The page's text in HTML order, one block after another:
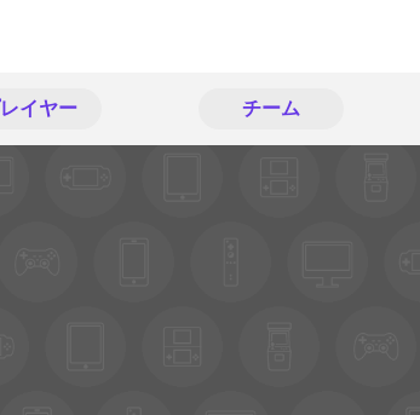
イヤー チーム